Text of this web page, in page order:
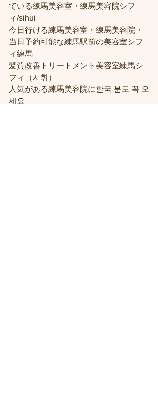
ている練馬美容室・練馬美容院シフ
ィ/sihui
今日行ける練馬美容室・練馬美容院・
当日予約可能な練馬駅前の美容室シフ
ィ練馬
髪質改善トリートメント美容室練馬シ
フィ（시휘）
人気がある練馬美容院に한국 분도 꼭 오
세요